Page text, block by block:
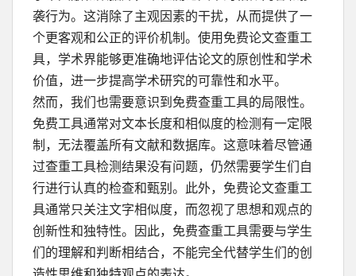
袭行为。这消除了主观因素的干扰，从而提供了一
个更客观和公正的评价机制。使用免费论文查重工
具，学术界能够更准确地评估论文的原创性和学术
价值，进一步提高学术研究的可靠性和水平。
然而，我们也需要意识到免费查重工具的局限性。
免费工具通常对文本长度和相似度的检测有一定限
制，无法覆盖所有文献和数据库。这意味着尽管通
过查重工具检测结果没有问题，仍然需要学生们自
行进行认真的检查和甄别。此外，免费论文查重工
具通常只关注文字相似度，而忽视了思想和观点的
创新性和独特性。因此，免费查重工具需要与学生
们的理解和判断相结合，不能完全代替学生们的创